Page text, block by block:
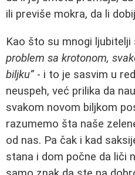
ili previše mokra, da li
Kao što su mnogi ljubitelji
problem sa krotonom,
biljku”- i to je sasvim u
neuspeh, već prilika da
svakom novom biljkom
razumemo šta naše
od nas. Pa čak i kad
stana i dom počne da liči